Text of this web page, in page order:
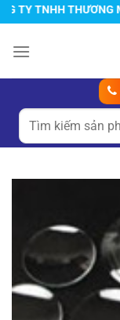
Chuyển
đến
nội
TY TNHH THƯƠNG
Tìm
kiếm: